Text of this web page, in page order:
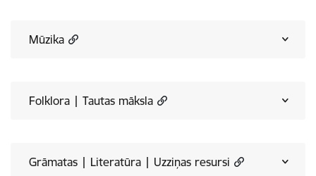
Mūzika
Folklora | Tautas māksla
Grāmatas | Literatūra | Uzziņas resursi